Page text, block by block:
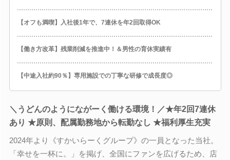
【オフも満喫】入社後1年で、7連休を年2回取得OK
【働き方改革】残業削減を推進中！＆男性の育休実績有
【中途入社約90％】専用施設での丁寧な研修で成長度◎
＼うどんのようにながーく働ける環境！／★年2回7連休
あり ★原則、配属勤務地から転勤なし ★福利厚生充実
2024年より《すかいらーくグループ》の一員となった当社。
「幸せを一杯に。」を掲げ、全国にファンを広げるため、店